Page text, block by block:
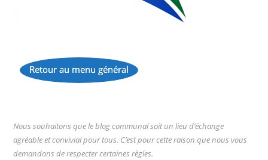
Retour au menu général
...
Nous souhaitons que le blog communal soit un lieu d’échange
agréable et convivial pour tous. C’est pour cette raison que nous vous
demandons de respecter certaines règles.